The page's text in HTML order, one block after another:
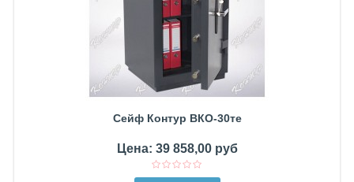
Сейф Контур ВКО-30те
Цена: 39 858,00 руб